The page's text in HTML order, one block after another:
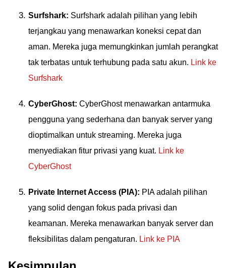
Surfshark: Surfshark adalah pilihan yang lebih
terjangkau yang menawarkan koneksi cepat dan
aman. Mereka juga memungkinkan jumlah perangkat
tak terbatas untuk terhubung pada satu akun. Link ke
Surfshark
CyberGhost: CyberGhost menawarkan antarmuka
pengguna yang sederhana dan banyak server yang
dioptimalkan untuk streaming. Mereka juga
menyediakan fitur privasi yang kuat. Link ke
CyberGhost
Private Internet Access (PIA): PIA adalah pilihan
yang solid dengan fokus pada privasi dan
keamanan. Mereka menawarkan banyak server dan
fleksibilitas dalam pengaturan. Link ke PIA